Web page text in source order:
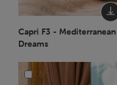
Capri F3 - Mediterranean
Dreams